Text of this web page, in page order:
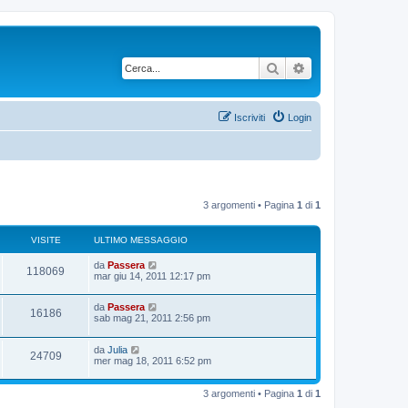
Cerca
Login
Iscriviti
3 argomenti • Pagina 1 di 1
VISITE ULTIMO MESSAGGIO
118069
i
i
e
U
l
i
m
o
e
s
s
g
da Passera
mar giu 14, 2011 12:17 pm
16186V
i
s
i
U
l
i
m
o
e
da Passera
sab mag 21, 2011 2:56 pm
24709V
i
U
l
i
da Julia
mer mag 18, 2011 6:52 pm
3 argomenti • Pagina 1 di 1